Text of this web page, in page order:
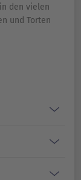
den vielen
und Torten